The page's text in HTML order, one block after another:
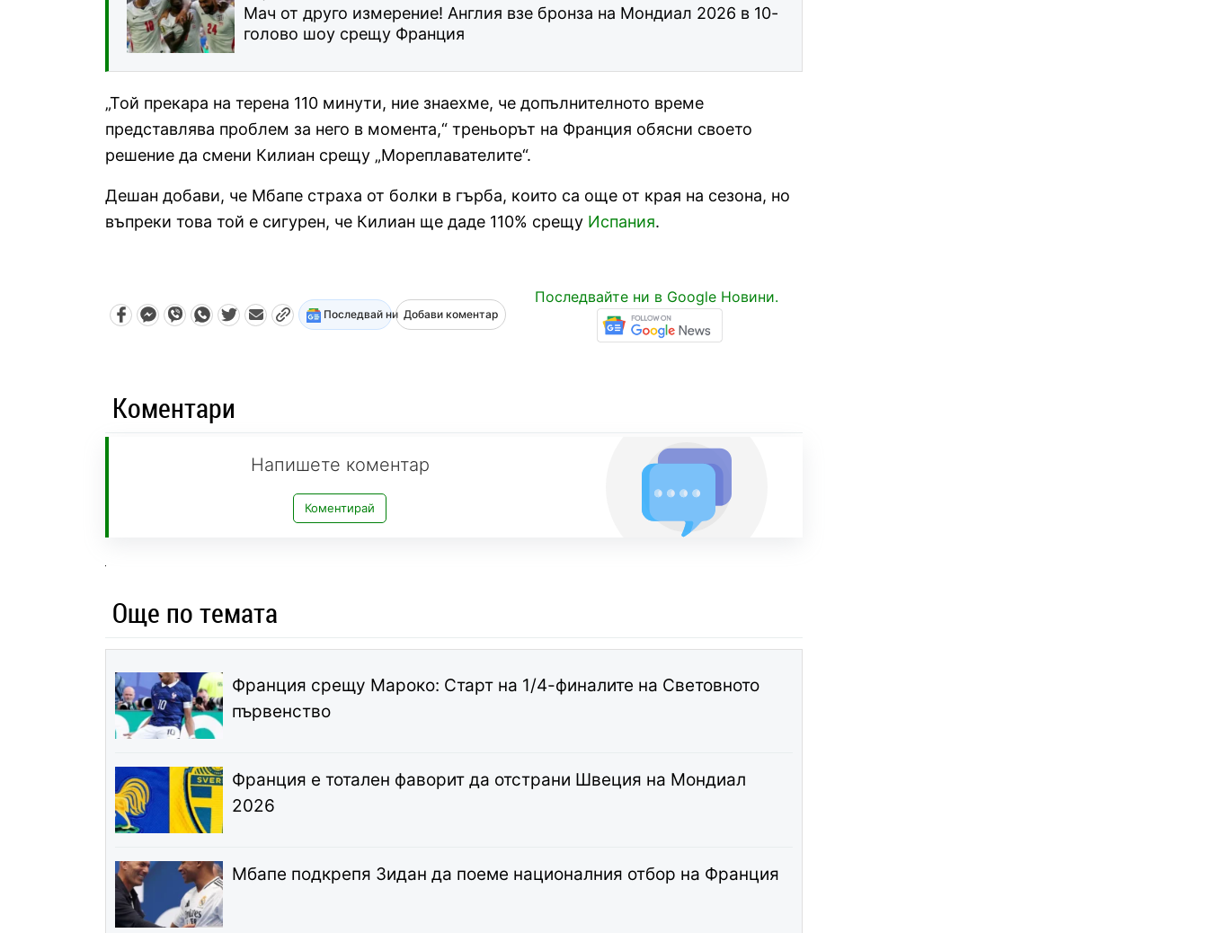
Мач от друго измерение! Англия взе бронза на Мондиал 2026 в 10-
голово шоу срещу Франция
„Той прекара на терена 110 минути, ние знаехме, че допълнителното време
представлява проблем за него в момента,“ треньорът на Франция обясни своето
решение да смени Килиан срещу „Мореплавателите“.
Дешан добави, че Мбапе страха от болки в гърба, които са още от края на сезона, но
въпреки това той е сигурен, че Килиан ще даде 110% срещу Испания.
Последвай ни Добави коментар
Последвайте ни в Google Новини.
Коментари
Напишете коментар
Коментирай
Още по темата
Франция срещу Мароко: Старт на 1/4-финалите на Световното
първенство
Франция е тотален фаворит да отстрани Швеция на Мондиал
2026
Мбапе подкрепя Зидан да поеме националния отбор на Франция